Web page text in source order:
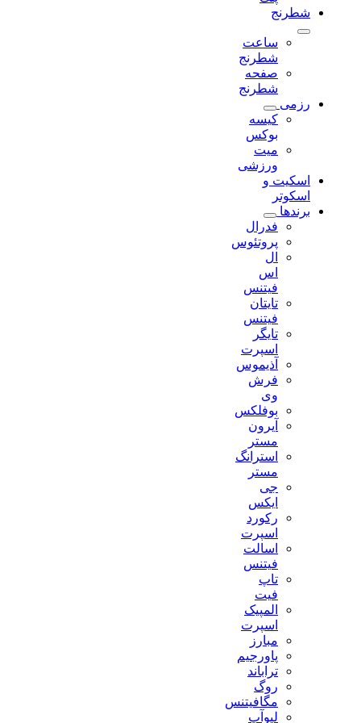
شطرنج
ساعت
شطرنج
صفحه
شطرنج
رزمی
کیسه
بوکس
میت
ورزشی
اسکیت و
اسکوتر
برندها
فدرال
پروتئوس
فیتنس
تایتان
فیتنس
تایگر
اسپرت
آذیموس
فرش
بوفلکس
آیرون
استرانگ
جی
رکورد
اسپرت
اسالت
فیتنس
تاپ
المپیک
اسپرت
مبارز
پاورجیم
تراباند
روگ
مگافیتنس
لیوآپ